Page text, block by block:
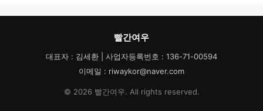
빨간여우
대표자 : 김세환 | 사업자등록번호 : 136-71-00594
이메일 : riwaykor@naver.com
© 2026 빨간여우. All rights reserved.